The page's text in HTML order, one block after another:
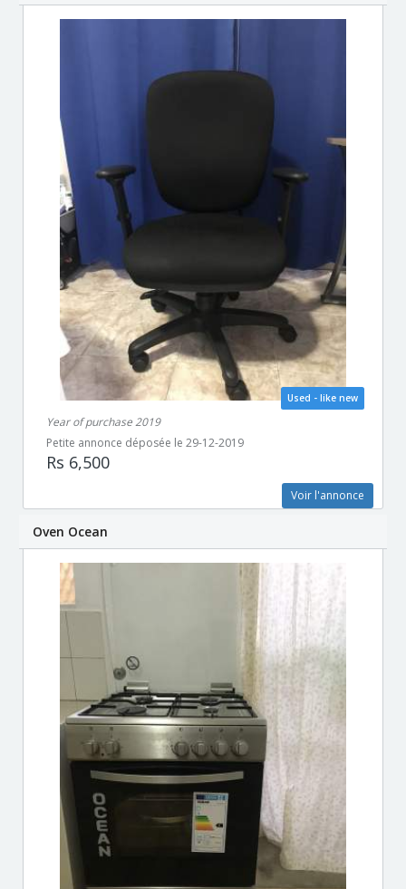
Used - like new
Year of purchase 2019
Petite annonce déposée le 29-12-2019
Rs 6,500
Voir l'annonce
Oven Ocean